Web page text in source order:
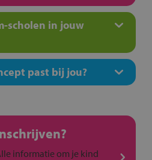
scholen in jouw
past bij jou?
informatie om je kind